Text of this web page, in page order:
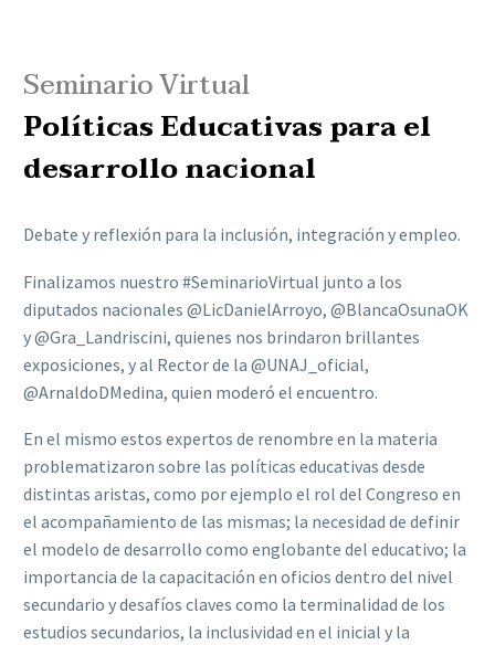
Seminario Virtual
Políticas Educativas para el
desarrollo nacional
Debate y reflexión para la inclusión, integración y empleo.
Finalizamos nuestro #SeminarioVirtual junto a los
diputados nacionales @LicDanielArroyo, @BlancaOsunaOK
y @Gra_Landriscini, quienes nos brindaron brillantes
exposiciones, y al Rector de la @UNAJ_oficial,
@ArnaldoDMedina, quien moderó el encuentro.
En el mismo estos expertos de renombre en la materia
problematizaron sobre las políticas educativas desde
distintas aristas, como por ejemplo el rol del Congreso en
el acompañamiento de las mismas; la necesidad de definir
el modelo de desarrollo como englobante del educativo; la
importancia de la capacitación en oficios dentro del nivel
secundario y desafíos claves como la terminalidad de los
estudios secundarios, la inclusividad en el inicial y la